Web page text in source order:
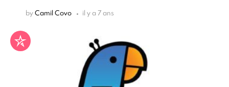
byCamil Covo il y a 7 ans